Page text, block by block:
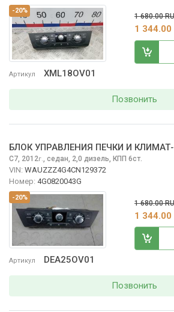
-20%
Артикул XML18OV01
1 680.00
1 344.00
Позвонить
-20%
Артикул DEA25OV01
БЛОК УПРАВЛЕНИЯ ПЕЧКИ И
C7, 2012г. седан, 2,0 дизель, КПП 6ст.
VIN: WAUZZZ4G4CN129372
Номер: 4G0820043G
1 680.00
1 344.00
Позвонить